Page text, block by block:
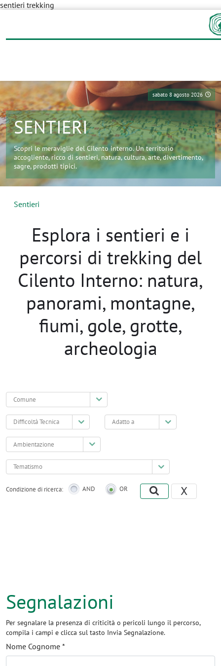
sentieri trekking
sabato 8 agosto 2026
SENTIERI
Scopri le meraviglie del Cilento interno. Un territorio
accogliente, ricco di sentieri, natura, cultura, arte, divertimento,
sagre, prodotti tipici.
Sentieri
Esplora i sentieri e i
percorsi di trekking del
Cilento Interno: natura,
panorami, montagne,
fiumi, gole, grotte,
archeologia
Comune
Difficoltà
Tecnica
Adatto
Ambientazione
Tematismo
Condizione di ricerca: AND OR X
Segnalazioni
Per segnalare la presenza di criticità o pericoli lungo il percorso,
compila i campi e clicca sul tasto Invia Segnalazione.
Nome Cognome *